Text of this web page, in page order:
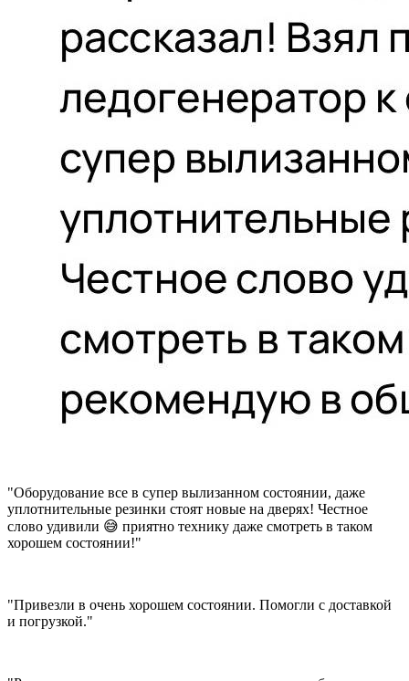
"Оборудование все в супер вылизанном состоянии, даже
уплотнительные резинки стоят новые на дверях! Честное
слово удивили 😅 приятно технику даже смотреть в таком
хорошем состоянии!"
"Привезли в очень хорошем состоянии. Помогли с доставкой
и погрузкой."